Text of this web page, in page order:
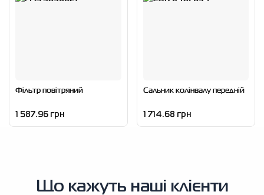
Фільтр повітряний
1 587.96 грн
Сальник колінвалу передній
1 714.68 грн
Що кажуть наші клієнти